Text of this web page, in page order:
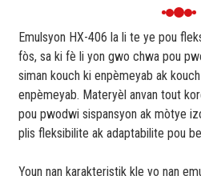
Emulsyon HX-406 la li te ye pou
fòs, sa ki fè li yon gwo chwa pou
siman kouch ki enpèmeyab ak
enpèmeyab. Materyèl anvan tout
pou pwodwi sispansyon ak mòtye
plis fleksibilite ak adaptabilite pou
Youn nan karakteristik kle yo nan